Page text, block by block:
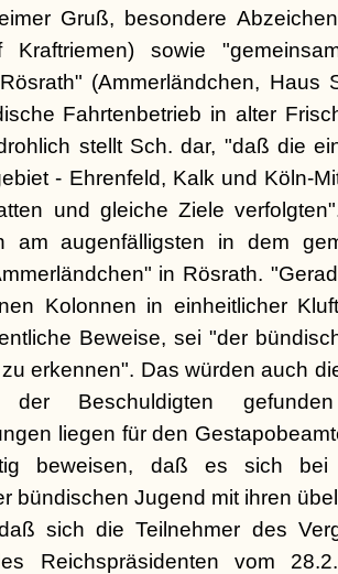
Gruß, besondere
Kraftriemen) sowie
(Ammerländchen, Haus
Fahrtenbetrieb in alter
stellt Sch. dar, "daß die
- Ehrenfeld, Kalk und Köln-
und gleiche Ziele
am augenfälligsten in dem
in Rösrath.
Kolonnen in einheitlicher
Beweise, sei "der
erkennen". Das würden auch
Beschuldigten
liegen für den
beweisen, daß es sich
bündischen Jugend mit ihren
sich die Teilnehmer des
Reichspräsidenten vom